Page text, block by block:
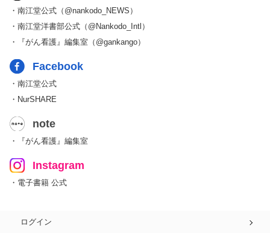
・南江堂公式（@nankodo_NEWS）
・南江堂洋書部公式（@Nankodo_Intl）
・『がん看護』編集室（@gankango）
Facebook
・南江堂公式
・NurSHARE
note
・『がん看護』編集室
Instagram
・電子書籍 公式
ログイン